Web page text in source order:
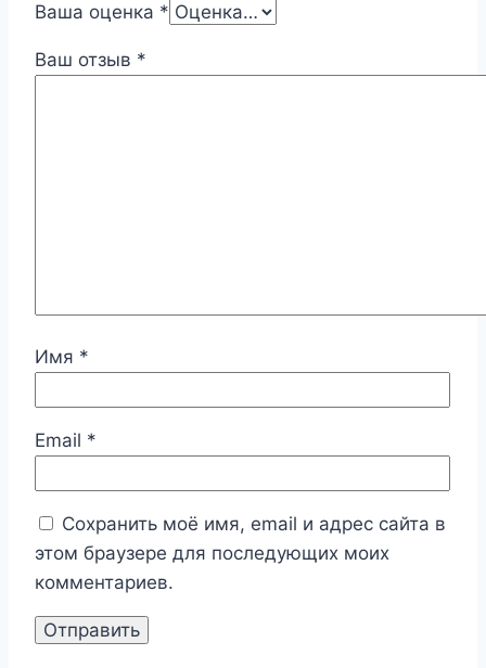
Ваша оценка *
Ваш отзыв *
Имя *
Email *
Сохранить моё имя, email и адрес сайта в
этом браузере для последующих моих
комментариев.